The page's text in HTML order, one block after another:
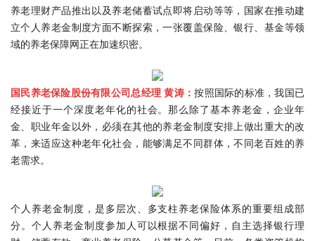
养老理财产品推出以及养老储蓄试点即将启动等等，国家在推动建
立个人养老金制度方面不断探索，一张覆盖保险、银行、基金等领
域的养老保障网正在加速织密。
国民养老保险股份有限公司总经理 黄涛：按照国际的标准，我国已
经接近于一个深度老年化的社会。那么除了基本养老金，企业年
金、职业年金以外，必须在其他的养老金制度安排上做出重大的改
革，来适应这种老年化社会，能够满足不同群体，不同老百姓的养
老需求。
个人养老金制度，是多层次、多支柱养老保险体系的重要组成部
分。个人养老金制度参加人可以根据不同偏好，自主选择银行理